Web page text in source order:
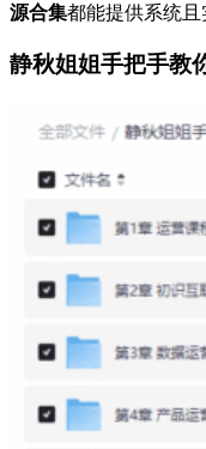
源合集都能提供系统且
静秋姐姐手把手教